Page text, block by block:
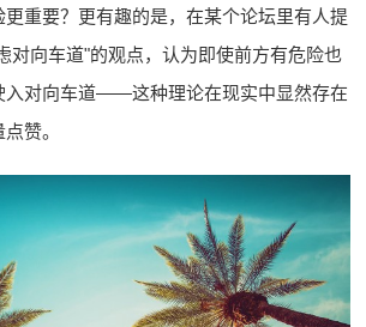
重要？更有趣的是，在某个论坛里有人提
对向车道"的观点，认为即使前方有危险也
入对向车道——这种理论在现实中显然存在
赞。